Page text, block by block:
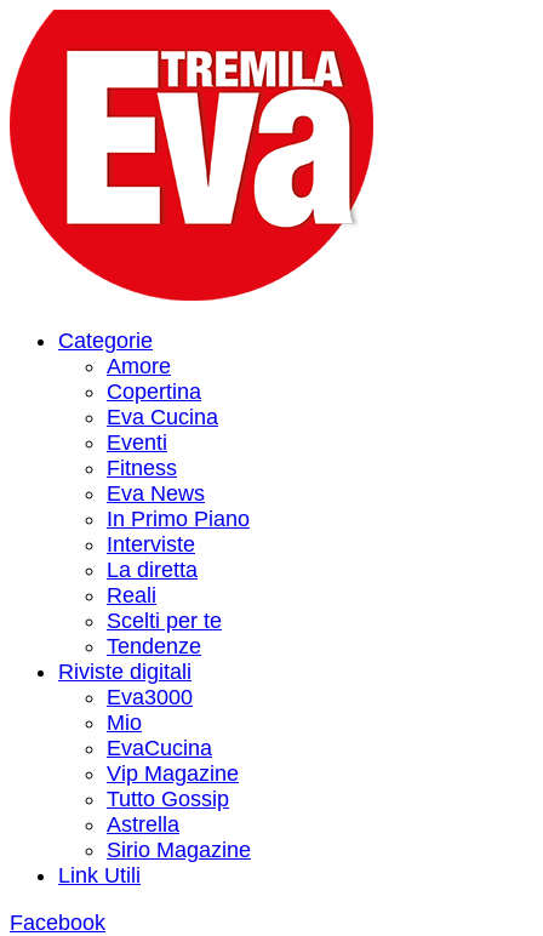
Categorie
Amore
Copertina
Eva Cucina
Eventi
Fitness
Eva News
In Primo Piano
Interviste
La diretta
Reali
Scelti per te
Tendenze
Riviste digitali
Eva3000
Mio
EvaCucina
Vip Magazine
Tutto Gossip
Astrella
Sirio Magazine
Link Utili
Facebook